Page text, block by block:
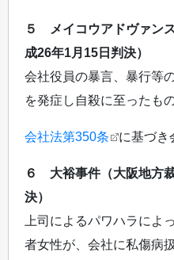
５ メイコウアドヴァン
成26年1月15日判決）
会社役員の暴言、暴行等
を発症し自殺に至ったも
会社法第350条 に基づき
６ 大裕事件（大阪地方
決）
上司によるパワハラによ
者女性が、会社に私傷病